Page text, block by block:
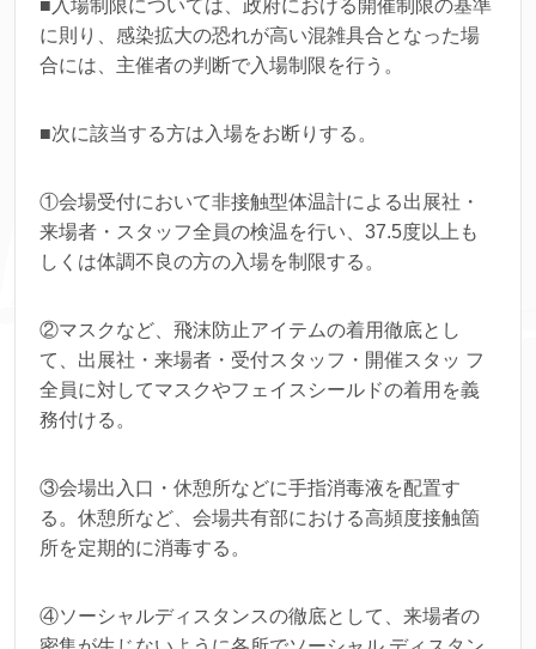
■入場制限については、政府における開催制限の基準
に則り、感染拡大の恐れが高い混雑具合となった場
合には、主催者の判断で入場制限を行う。
■次に該当する方は入場をお断りする。
①会場受付において非接触型体温計による出展社・
来場者・スタッフ全員の検温を行い、37.5度以上も
しくは体調不良の方の入場を制限する。
②マスクなど、飛沫防止アイテムの着用徹底とし
て、出展社・来場者・受付スタッフ・開催スタッ フ
全員に対してマスクやフェイスシールドの着用を義
務付ける。
③会場出入口・休憩所などに手指消毒液を配置す
る。休憩所など、会場共有部における高頻度接触箇
所を定期的に消毒する。
④ソーシャルディスタンスの徹底として、来場者の